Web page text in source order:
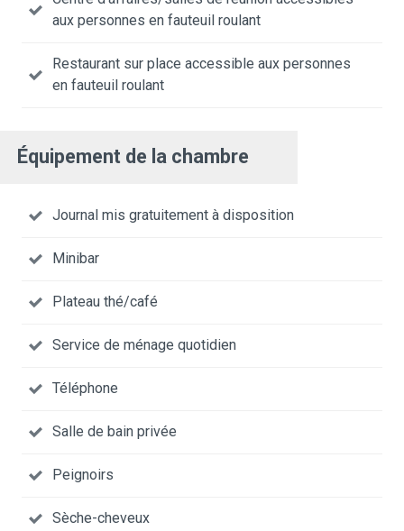
aux personnes en fauteuil roulant
Restaurant sur place accessible aux personnes
en fauteuil roulant
Équipement de la chambre
Journal mis gratuitement à disposition
Minibar
Plateau thé/café
Service de ménage quotidien
Téléphone
Salle de bain privée
Peignoirs
Sèche-cheveux